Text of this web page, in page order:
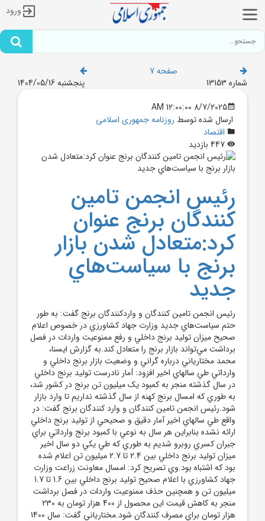
ورود
صفحه 7
شماره 13153
پنجشنبه 1404/05/16
8/7/2025 12:00:00 AM
ارسال شده توسط روزنامه جمهوری اسلامی
اقتصاد
رئيس انجمن تامين
کنندگان برنج عنوان
کرد:متعادل شدن بازار
برنج با سياست‌هاي
جديد
رئيس انجمن تامين کنندگان و واردکنندگان برنج گفت: به طور
حتم سياست‌هاي جديد وزارت جهاد کشاورزي در خصوص اعلام
صحيح ميزان توليد برنج داخلي و رفع ممنوعيت واردات در فصل
برداشت مي‌تواند بازار برنج را متعادل کند.به گزارش ايسنا،
محمد مختارياني درباره گراني و وضعيت بازار برنج داخلي و
وارداتي طي سالهاي اخير افزود: آمار نادرست توليد برنج داخلي
در سال گذشته منجر به کمبود يک ميليون تن برنج در کشور شد،
به طوري که امسال برنج کهنه از سال گذشته نداريم تا وارد بازار
شود.رئيس انجمن تامين کنندگان و وارد کنندگان برنج گفت: در
واقع طي سالهاي اخير آمار دقيق و صحيحي از توليد برنج داخلي
ارائه نشده بنابراين هر سال به نوعي با کمبود برنج وارداتي براي
جبران کسري روبرو شديم به طوري که طي يکي دو سال اخير
ميزان توليد برنج داخلي بين 2.4 تا 2.7 ميليون تن اعلام شده
بود که اشتباه بود.وي تصريح کرد: امسال معاونت زراعت وزارت
جهاد کشاورزي با اعلام صحيح توليد برنج داخلي بين 1.6 تا 1.7
ميليون تن و همچنين حذف ممنوعيت واردات در فصل برداشت
منجر به کاهش قيمت اين محصول از 400 هزار تومان به 230
هزار تومان براي مصرف کنندگان شود.مختارياني گفت: سال 1400